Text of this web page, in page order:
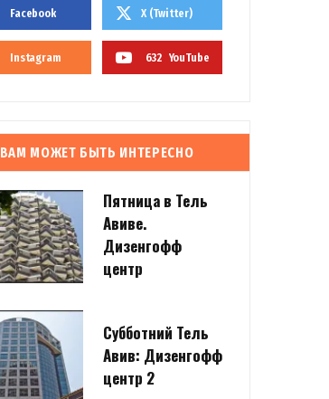
Facebook X (Twitter)
Instagram 632 YouTube
ВАМ МОЖЕТ БЫТЬ ИНТЕРЕСНО
Пятница в Тель
Авиве.
Дизенгофф
центр
Субботний Тель
Авив: Дизенгофф
центр 2